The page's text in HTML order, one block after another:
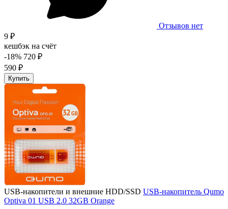
Отзывов нет
9 ₽
кешбэк на счёт
-18% 720 ₽
590 ₽
Купить
USB-накопители и внешние HDD/SSD USB-накопитель Qumo
Optiva 01 USB 2.0 32GB Orange